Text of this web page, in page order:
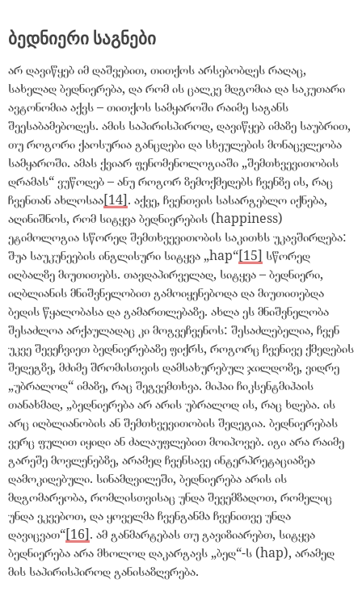
ბედნიერი საგნები
არ დავიწყებ იმ დაშვებით, თითქოს არსებობდეს რაღაც,
სახელად ბედნიერება, და რომ ის ცალკე მდგომია და საკუთარი
ავტონომია აქვს – თითქოს სამყაროში რაიმე საგანს
შეესაბამებოდეს. ამის საპირისპიროდ, დავიწყებ იმაზე საუბრით,
თუ როგორი ქაოსურია განცდები და სხეულების მონაცვლეობა
სამყაროში. ამას ქვიარ ფენომენოლოგიაში „შემთხვევითობის
დრამას“ ვუწოდებ – ანუ როგორ ზემოქმედებს ჩვენზე ის, რაც
ჩვენთან ახლოსაა[14]. აქვე, ჩვენთვის სასარგებლო იქნება,
აღინიშნოს, რომ სიტყვა ბედნიერების (happiness)
ეტიმოლოგია სწორედ შემთხვევითობის საკითხს უკავშირდება:
შუა საუკუნეების ინგლისური სიტყვა „hap“[15] სწორედ
იღბალზე მიუთითებს. თავდაპირველად, სიტყვა – ბედნიერი,
იღბლიანის მნიშვნელობით გამოიყენებოდა და მიუთითებდა
ბედის წყალობასა და გამართლებაზე. ახლა ეს მნიშვნელობა
შესაძლოა არქაულადაც კი მოგვეჩვენოს: შესაძლებელია, ჩვენ
უკვე შევეჩვიეთ ბედნიერებაზე ფიქრს, როგორც ჩვენივე ქმედების
შედეგზე, მძიმე შრომისთვის დამსახურებულ ჯილდოზე, ვიდრე
„უბრალოდ“იმაზე, რაც შეგვემთხვა. მიჰაი ჩიკსენტმიჰაის
თანახმად, „ბედნიერება არ არის უბრალოდ ის, რაც ხდება. ის
არც იღბლიანობის ან შემთხვევითობის შედეგია. ბედნიერებას
ვერც ფულით იყიდი ან ძალაუფლებით მოიპოვებ. იგი არა რაიმე
გარეშე მოვლენებზე, არამედ ჩვენსავე ინტერპრეტაციაზეა
დამოკიდებული. სინამდვილეში, ბედნიერება არის ის
მდგომარეობა, რომლისთვისაც უნდა შევემზადოთ, რომელიც
უნდა ვკვებოთ, და ყოველმა ჩვენგანმა ჩვენითვე უნდა
დავიცვათ“[16]. ამ განმარტებას თუ გავიზიარებთ, სიტყვა
ბედნიერება არა მხოლოდ დაკარგავს „ბედ“-ს (hap), არამედ
მის საპირისპიროდ განისაზღვრება.